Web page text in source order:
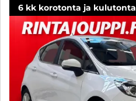
6 kk korotonta ja kulutonta